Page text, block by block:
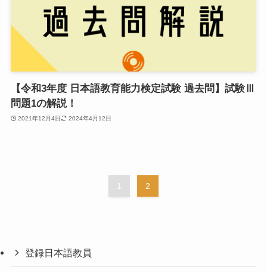
【令和3年度 日本語教育能力検定試験 過去問】試験Ⅲ
問題1の解説！
2021年12月4日 2024年4月12日
1 2
登録日本語教員